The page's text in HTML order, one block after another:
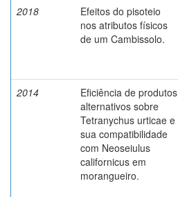
2018
Efeitos do pisoteio
nos atributos físicos
de um Cambissolo.
2014
Eficiência de produtos
alternativos sobre
Tetranychus urticae e
sua compatibilidade
com Neoseiulus
californicus em
morangueiro.